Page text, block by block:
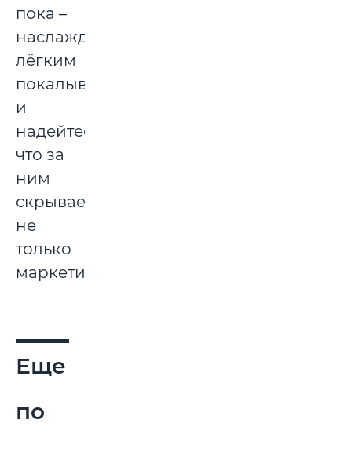
пока –
наслаждайтесь
лёгким
покалыванием
и
надейтесь,
что за
ним
скрывается
не
только
маркетинг.
Еще
по